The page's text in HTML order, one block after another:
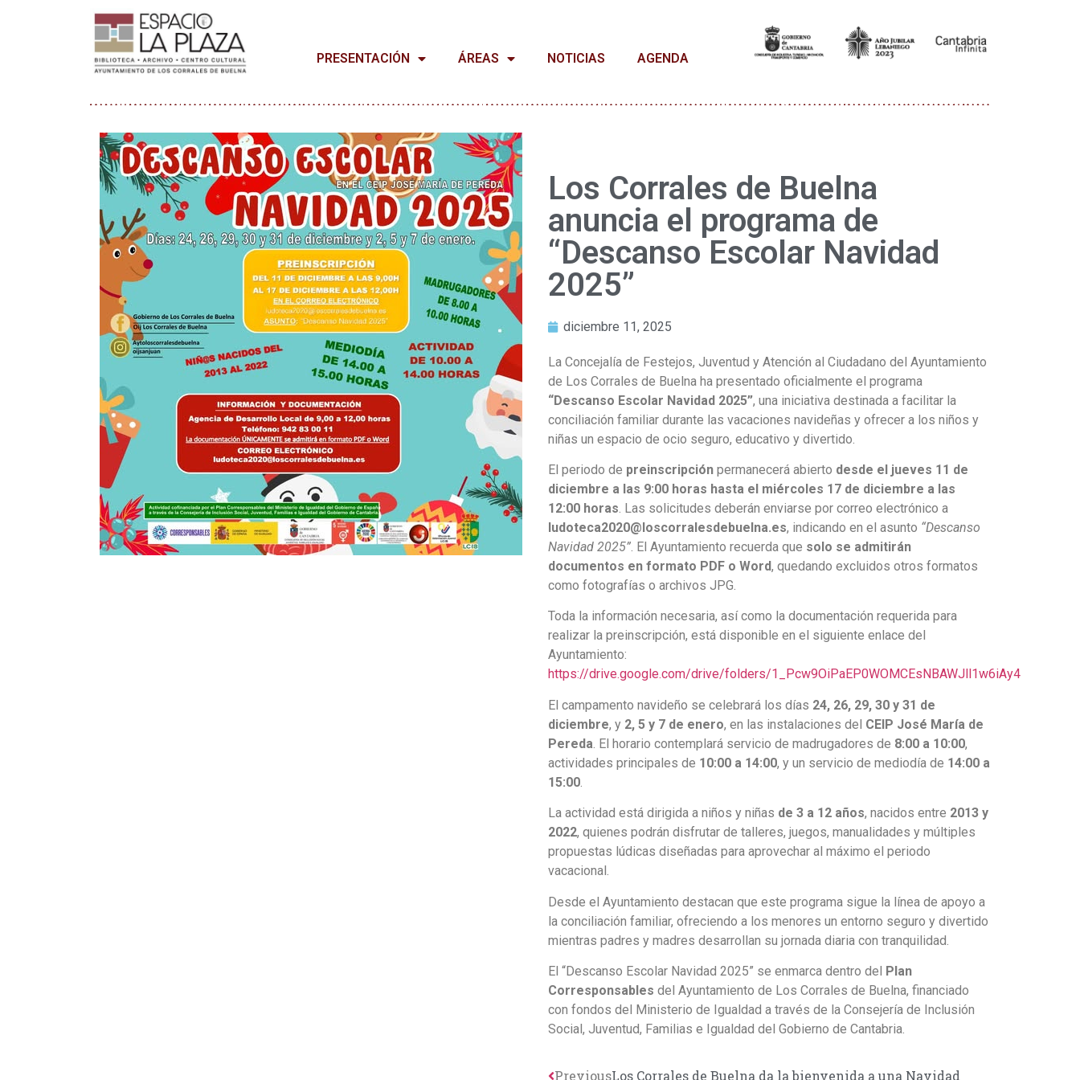
PRESENTACIÓN ÁREAS NOTICIAS AGENDA
Los Corrales de Buelna
anuncia el programa de
“Descanso Escolar Navidad
2025”
diciembre 11, 2025
La Concejalía de Festejos, Juventud y Atención al Ciudadano del Ayuntamiento
de Los Corrales de Buelna ha presentado oficialmente el programa
“Descanso Escolar Navidad 2025”, una iniciativa destinada a facilitar la
conciliación familiar durante las vacaciones navideñas y ofrecer a los niños y
niñas un espacio de ocio seguro, educativo y divertido.
El periodo de preinscripción permanecerá abierto desde el jueves 11 de
diciembre a las 9:00 horas hasta el miércoles 17 de diciembre a las
12:00 horas. Las solicitudes deberán enviarse por correo electrónico a
ludoteca2020@loscorralesdebuelna.es, indicando en el asunto “Descanso
Navidad 2025”. El Ayuntamiento recuerda que solo se admitirán
documentos en formato PDF o Word, quedando excluidos otros formatos
como fotografías o archivos JPG.
Toda la información necesaria, así como la documentación requerida para
realizar la preinscripción, está disponible en el siguiente enlace del
Ayuntamiento:
https://drive.google.com/drive/folders/1_Pcw9OiPaEP0WOMCEsNBAWJll1w6iAy4
El campamento navideño se celebrará los días 24, 26, 29, 30 y 31 de
diciembre, y 2, 5 y 7 de enero, en las instalaciones del CEIP José María de
Pereda . El horario contemplará servicio de madrugadores de 8:00 a 10:00,
actividades principales de 10:00 a 14:00, y un servicio de mediodía de 14:00 a
15:00
La actividad está dirigida a niños y niñas de 3 a 12 años, nacidos entre 2013 y
2022, quienes podrán disfrutar de talleres, juegos, manualidades y múltiples
propuestas lúdicas diseñadas para aprovechar al máximo el periodo
vacacional.
Desde el Ayuntamiento destacan que este programa sigue la línea de apoyo a
la conciliación familiar, ofreciendo a los menores un entorno seguro y divertido
mientras padres y madres desarrollan su jornada diaria con tranquilidad.
El “Descanso Escolar Navidad 2025” se enmarca dentro del Plan
Corresponsables del Ayuntamiento de Los Corrales de Buelna, financiado
con fondos del Ministerio de Igualdad a través de la Consejería de Inclusión
Social, Juventud, Familias e Igualdad del Gobierno de Cantabria.
PreviousLos Corrales de Buelna da la bienvenida a una Navidad